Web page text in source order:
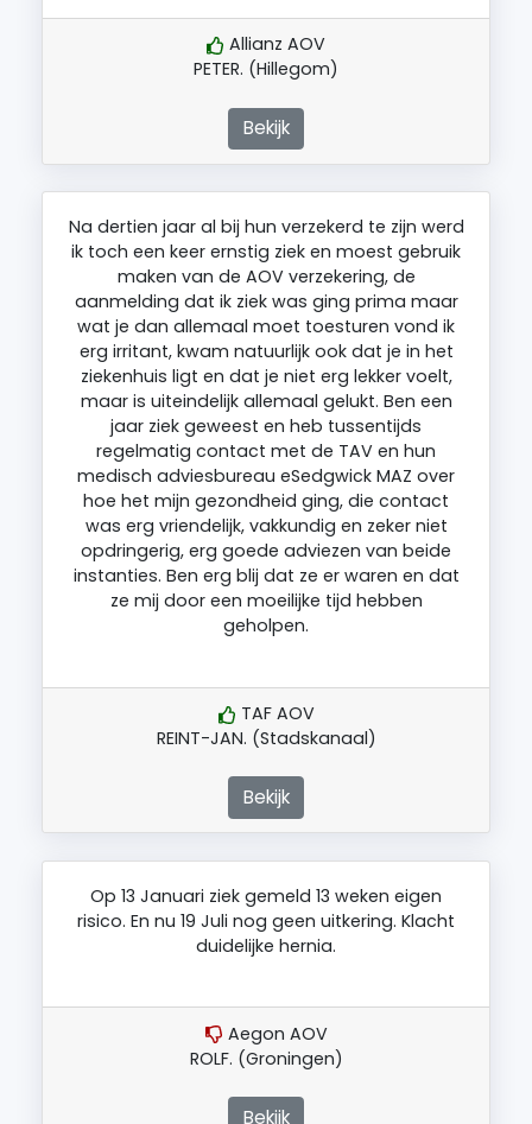
Allianz AOV
PETER. (Hillegom)
Bekijk
Na dertien jaar al bij hun verzekerd te zijn werd
ik toch een keer ernstig ziek en moest gebruik
maken van de AOV verzekering, de
aanmelding dat ik ziek was ging prima maar
wat je dan allemaal moet toesturen vond ik
erg irritant, kwam natuurlijk ook dat je in het
ziekenhuis ligt en dat je niet erg lekker voelt,
maar is uiteindelijk allemaal gelukt. Ben een
jaar ziek geweest en heb tussentijds
regelmatig contact met de TAV en hun
medisch adviesbureau eSedgwick MAZ over
hoe het mijn gezondheid ging, die contact
was erg vriendelijk, vakkundig en zeker niet
opdringerig, erg goede adviezen van beide
instanties. Ben erg blij dat ze er waren en dat
ze mij door een moeilijke tijd hebben
geholpen.
TAF AOV
REINT-JAN. (Stadskanaal)
Bekijk
Op 13 Januari ziek gemeld 13 weken eigen
risico. En nu 19 Juli nog geen uitkering. Klacht
duidelijke hernia.
Aegon AOV
ROLF. (Groningen)
Bekijk